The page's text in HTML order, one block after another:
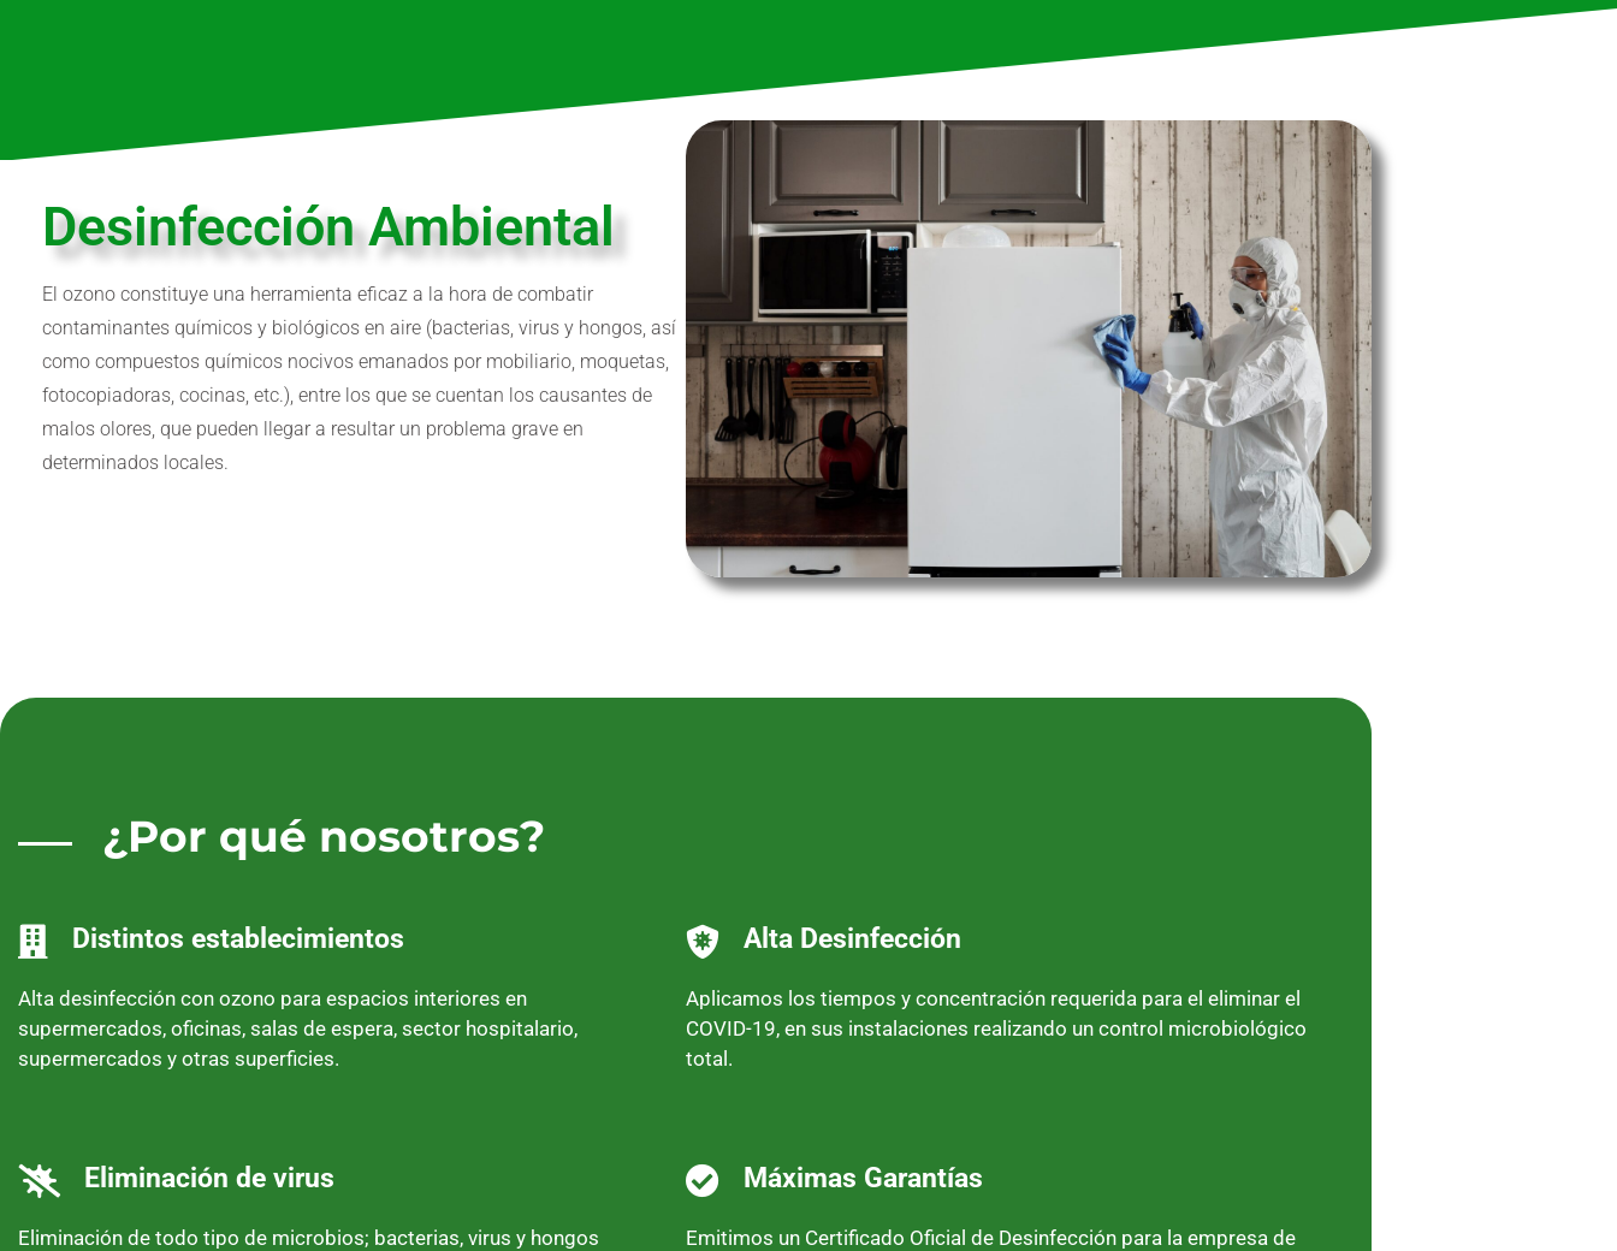
Desinfección Ambiental
El ozono constituye una herramienta eficaz a la hora de combatir
contaminantes químicos y biológicos en aire (bacterias, virus y hongos, así
como compuestos químicos nocivos emanados por mobiliario, moquetas,
fotocopiadoras, cocinas, etc.), entre los que se cuentan los causantes de
malos olores, que pueden llegar a resultar un problema grave en
determinados locales.
¿Por qué nosotros?
Distintos establecimientos
Alta desinfección con ozono para espacios interiores en
supermercados, oficinas, salas de espera, sector hospitalario,
supermercados y otras superficies.
Alta Desinfección
Aplicamos los tiempos y concentración requerida para el eliminar el
COVID-19, en sus instalaciones realizando un control microbiológico
total.
Eliminación de virus
Eliminación de todo tipo de microbios; bacterias, virus y hongos
Máximas Garantías
Emitimos un Certificado Oficial de Desinfección para la empresa de